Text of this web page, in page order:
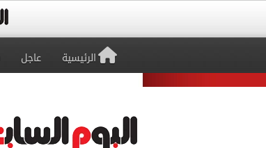
الرئيسية عاجل